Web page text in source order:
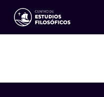
Eventos